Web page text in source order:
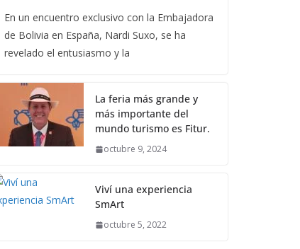
En un encuentro exclusivo con la Embajadora
de Bolivia en España, Nardi Suxo, se ha
revelado el entusiasmo y la
La feria más grande y
más importante del
mundo turismo es Fitur.
octubre 9, 2024
Viví una experiencia
SmArt
octubre 5, 2022